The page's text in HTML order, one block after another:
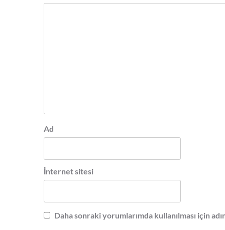
Ad
İnternet sitesi
Daha sonraki yorumlarımda kullanılması için